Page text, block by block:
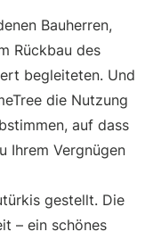
Bauherren,
Rückbau des
begleiteten. Und
die Nutzung
auf dass
Ihrem Vergnügen
gestellt. Die
– ein schönes